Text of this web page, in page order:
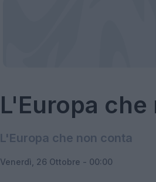
L'Europa
L'Europa che non conta
Venerdì, 26 Ottobre - 00:00